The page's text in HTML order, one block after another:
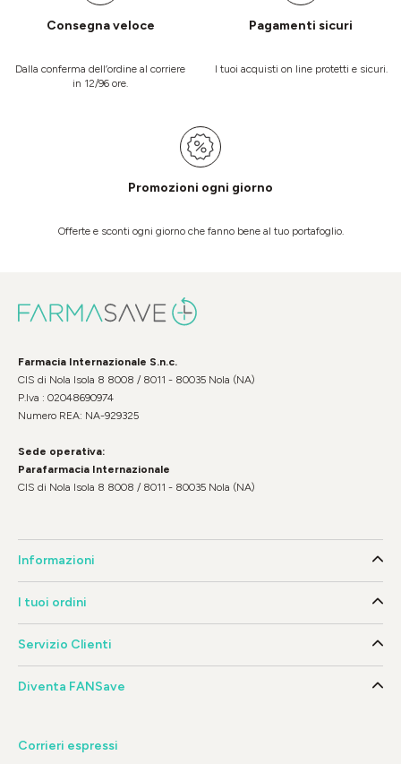
Consegna veloce
Dalla conferma dell’ordine al corriere
in 12/96 ore.
Pagamenti sicuri
I tuoi acquisti on line protetti e sicuri.
Promozioni ogni giorno
Offerte e sconti ogni giorno che fanno bene al tuo portafoglio.
Farmacia Internazionale S.n.c.
CIS di Nola Isola 8 8008 / 8011 - 80035 Nola (NA)
P.Iva : 02048690974
Numero REA: NA-929325
Sede operativa:
Parafarmacia Internazionale
CIS di Nola Isola 8 8008 / 8011 - 80035 Nola (NA)
Informazioni
I tuoi ordini
Servizio Clienti
Diventa FANSave
Corrieri espressi